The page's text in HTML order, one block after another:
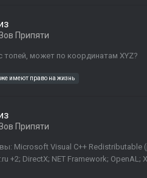
Припяти
может по координатам XYZ?
имеют право на жизнь
Припяти
Microsoft Visual C++ Redistributable
+2; DirectX; NET Framework; OpenAL;